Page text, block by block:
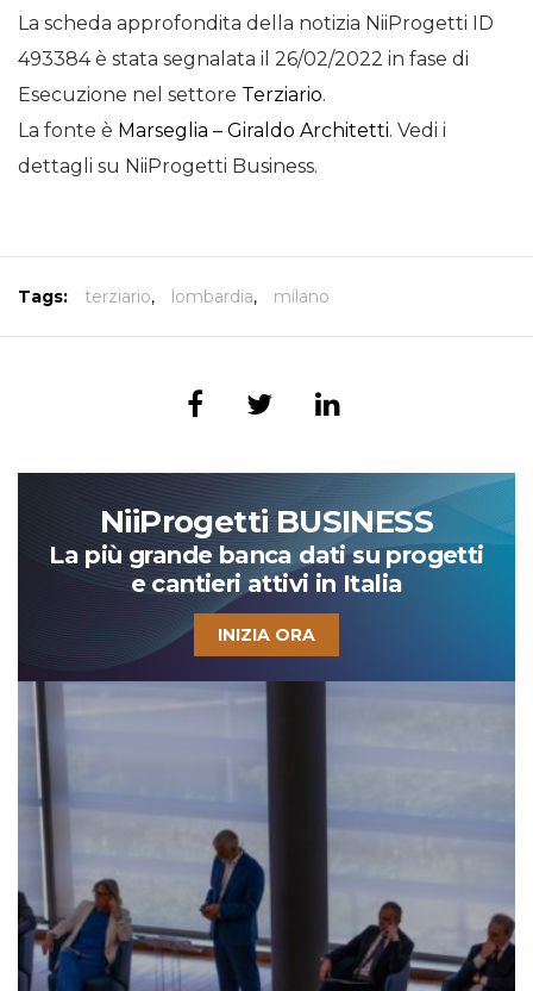
La scheda approfondita della notizia NiiProgetti ID
493384 è stata segnalata il 26/02/2022 in fase di
Esecuzione nel settore Terziario.
La fonte è Marseglia – Giraldo Architetti. Vedi i
dettagli su NiiProgetti Business.
Tags: terziario, lombardia, milano
NiiProgetti BUSINESS
La più grande banca dati su progetti
e cantieri attivi in Italia
INIZIA ORA